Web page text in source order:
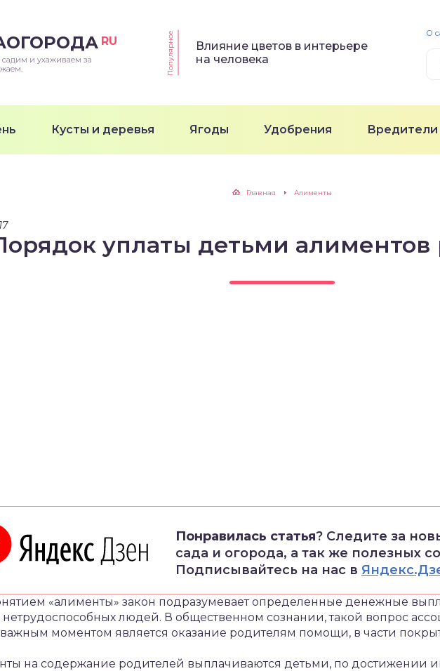
RU
и ухаживаем за
Популярное
Влияние цветов в интерьере
на человека
Кусты и деревья Ягоды Удобрения Вредители
О
Главная Алименты
уплаты детьми алиментов
Понравилась статья? Следите за
сада и огорода, а так же полезных
Подписывайтесь на нас в
«алименты» закон подразумевает определенные денежные
людей. В общественном сознании, такой вопрос
моментом является оказание родителям помощи, в части
на содержание родителей выплачиваются детьми, по достижении